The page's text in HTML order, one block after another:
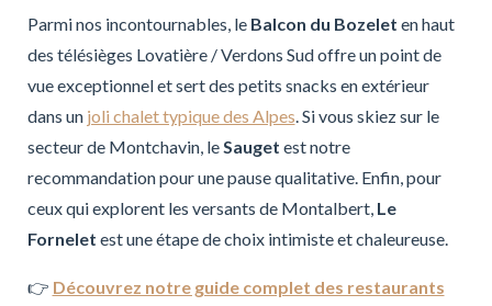
Parmi nos incontournables, le Balcon du Bozelet en haut
des télésièges Lovatière / Verdons Sud offre un point de
vue exceptionnel et sert des petits snacks en extérieur
dans un joli chalet typique des Alpes. Si vous skiez sur le
secteur de Montchavin, leSauget est notre
recommandation pour une pause qualitative. Enfin, pour
ceux qui explorent les versants de Montalbert, Le
Fornelet est une étape de choix intimiste et chaleureuse.
👉 Découvrez notre guide complet des restaurants